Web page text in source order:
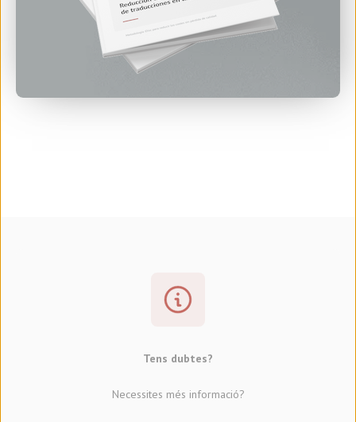
Tens dubtes?
Necessites més informació?